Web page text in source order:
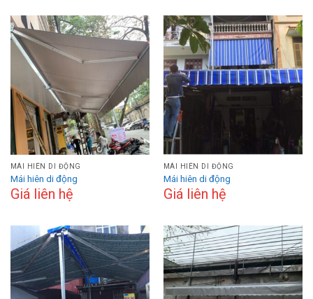
MÁI HIÊN DI ĐỘNG
Mái hiên di động
Giá liên hệ
MÁI HIÊN DI ĐỘNG
Mái hiên di động
Giá liên hệ